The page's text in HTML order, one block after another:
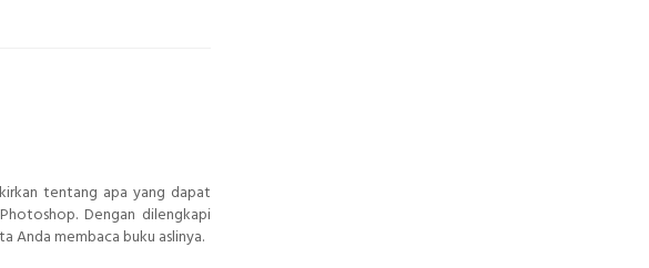
tentang apa yang dapat
Dengan dilengkapi
Anda membaca buku aslinya.